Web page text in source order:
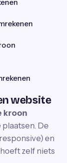
website
kroon
De
en
zelf niets